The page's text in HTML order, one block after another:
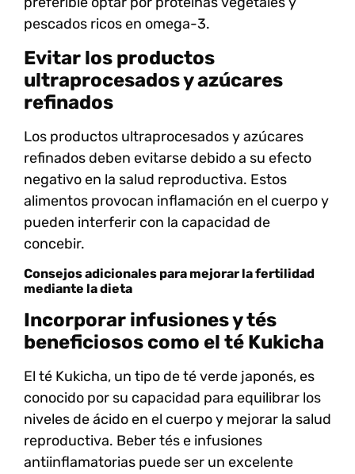
pescados ricos en omega-3.
Evitar los productos
ultraprocesados y azúcares
refinados
Los productos ultraprocesadosyazúcares
refinadosdeben evitarse debido a su efecto
negativo en la salud reproductiva. Estos
alimentos provocan inflamación en el cuerpo y
pueden interferir con la capacidad de
concebir.
Consejos adicionales para mejorar la fertilidad
mediante la dieta
Incorporar infusiones y tés
beneficiosos como el té Kukicha
El té Kukicha, un tipo de té verde japonés, es
conocido por su capacidad para equilibrar los
niveles de ácido en el cuerpo y mejorar la salud
reproductiva. Beber tés e infusiones
antiinflamatorias puede ser un excelente